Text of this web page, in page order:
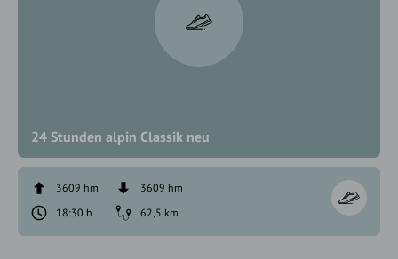
24 Stunden alpin Classik neu
3609 hm
3609 hm
18:30 h
62,5 km